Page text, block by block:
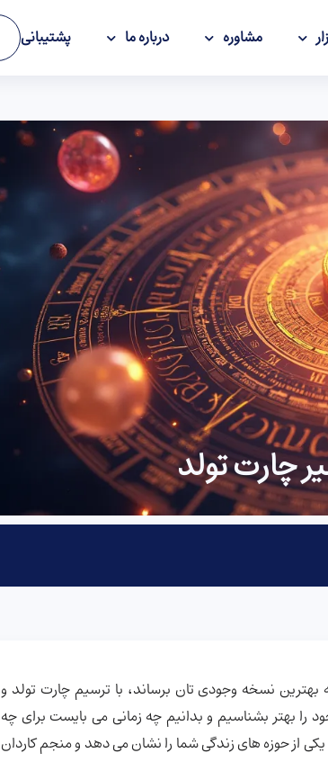
مشاوره درباره ما پشتیبانی
چارت تولد
نسخه وجودی تان برساند، با ترسیم چارت تولد و
را بهتر بشناسیم و بدانیم چه زمانی می بایست برای چه
است که هر خانه وضعیت یکی از حوزه های زندگی شما را نشان می دهد و منجم کاردان